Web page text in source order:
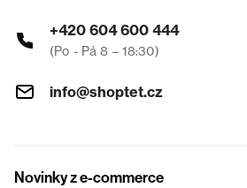
+420 604 600 444
(Po - Pá 8 – 18:30)
info@shoptet.cz
Novinky z e-commerce